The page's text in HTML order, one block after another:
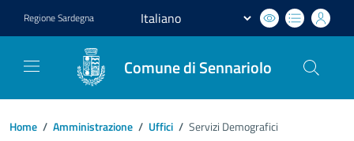
RegioneSardegna
Comune di Sennariolo
Home / Amministrazione / Uffici / Servizi Demografici